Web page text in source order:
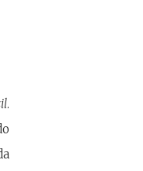
.